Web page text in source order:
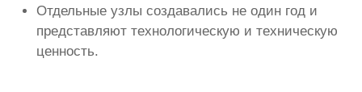
Отдельные узлы создавались не один год и
представляют технологическую и техническую
ценность.